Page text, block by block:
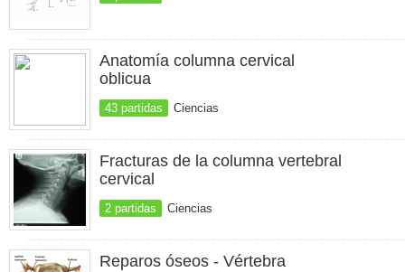
Anatomía columna cervical
oblicua
43 partidas Ciencias
Fracturas de la columna vertebral
cervical
2 partidas Ciencias
Reparos óseos - Vértebra